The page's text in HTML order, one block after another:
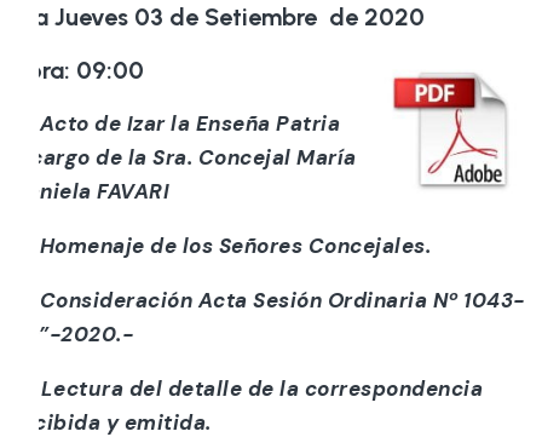
Día Jueves 03 de Setiembre de 2020
Hora: 09:00
a) Acto de Izar la Enseña Patria
a cargo de la Sra. Concejal María
Daniela FAVARI
b) Homenaje de los Señores Concejales.
c) Consideración Acta Sesión Ordinaria Nº 1043-
“O”-2020.-
d) Lectura del detalle de la correspondencia
recibida y emitida.